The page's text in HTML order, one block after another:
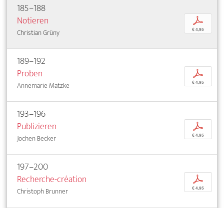
185–188
Notieren
Christian Grüny
p
€ 4,95
189–192
Proben
Annemarie Matzke
p
€ 4,95
193–196
Publizieren
Jochen Becker
p
€ 4,95
197–200
Recherche-création
Christoph Brunner
p
€ 4,95